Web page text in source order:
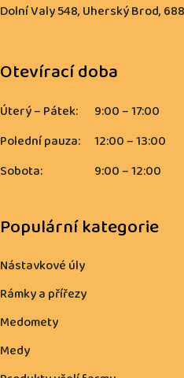
Dolní Valy 548, Uherský Brod, 688
Otevírací doba
Úterý – Pátek:
9:00 – 17:00
Polední pauza:
12:00 – 13:00
Sobota:
9:00 – 12:00
Populární kategorie
Nástavkové úly
Rámky a přířezy
Medomety
Medy